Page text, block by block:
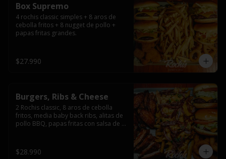
Box Supremo
4 rochis classic simples + 8 aros de
cebolla fritos + 8 nugget de pollo +
papas fritas grandes.
$27.990
Burgers, Ribs & Cheese
2 Rochis classic, 8 aros de cebolla
fritos, media baby back ribs, alitas de
pollo BBQ, papas fritas con salsa de
$28.990